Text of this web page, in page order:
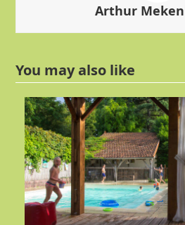
Arthur
You may also like